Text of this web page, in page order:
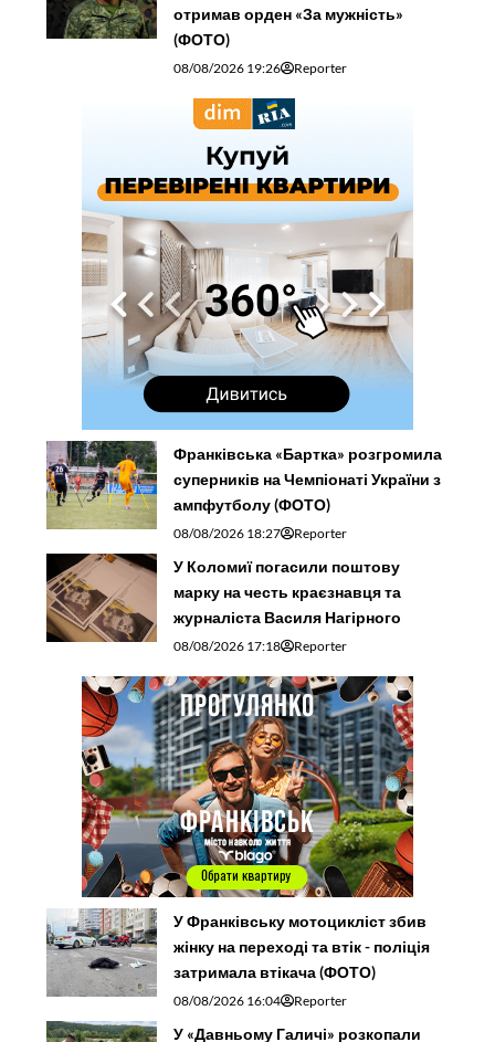
отримав орден «За мужність»
(ФОТО)
08/08/2026 19:26 Reporter
Франківська «Бартка» розгромила
суперників на Чемпіонаті України з
ампфутболу (ФОТО)
08/08/2026 18:27 Reporter
У Коломиї погасили поштову
марку на честь краєзнавця та
журналіста Василя Нагірного
08/08/2026 17:18 Reporter
У Франківську мотоцикліст збив
жінку на переході та втік - поліція
затримала втікача (ФОТО)
08/08/2026 16:04 Reporter
У «Давньому Галичі» розкопали